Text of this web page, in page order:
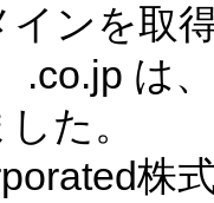
ンを取
は
た。
株